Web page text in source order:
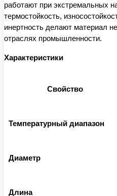
работают при экстремальных
термостойкость,
инертность делают материал
отраслях промышленности.
Характеристики
Свойство
Температурный диапазон
Диаметр
Длина